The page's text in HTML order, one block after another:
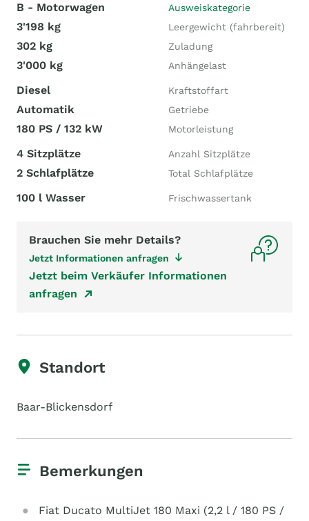
B - Motorwagen Ausweiskategorie
3'198 kg Leergewicht (fahrbereit)
302 kg Zuladung
3'000 kg Anhängelast
Diesel Kraftstoffart
Automatik Getriebe
180 PS / 132 kW Motorleistung
4 Sitzplätze Anzahl Sitzplätze
2 Schlafplätze Total Schlafplätze
100 l Wasser Frischwassertank
Brauchen Sie mehr Details?
Jetzt Informationen anfragen
Jetzt beim Verkäufer Informationen
anfragen
Standort
Baar-Blickensdorf
Bemerkungen
Fiat Ducato MultiJet 180 Maxi (2,2 l / 180 PS /